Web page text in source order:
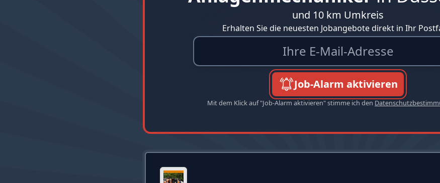
und 10 km Umkreis
Erhalten Sie die neuesten Jobangebote direkt in Ihr
Job-Alarm aktivieren
Mit dem Klick auf "Job-Alarm aktivieren" stimme ich den